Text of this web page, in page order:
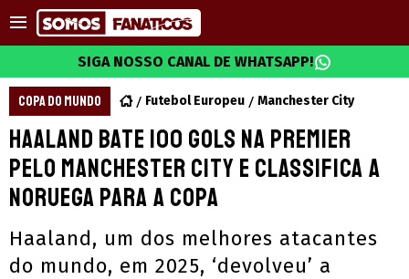
SIGA NOSSO CANAL DE WHATSAPP!
COPA DO MUNDO Futebol Europeu Manchester City
Haaland bate 100 gols na Premier
pelo Manchester City e classifica a
Noruega para a Copa
Haaland, um dos melhores atacantes
do mundo, em 2025, ‘devolveu’ a